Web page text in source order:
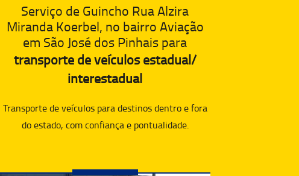
Serviço de Guincho Rua Alzira
Miranda Koerbel, no bairro Aviação
em São José dos Pinhais para
transporte de veículos estadual/
interestadual
Transporte de veículos para destinos dentro e fora
do estado, com confiança e pontualidade.